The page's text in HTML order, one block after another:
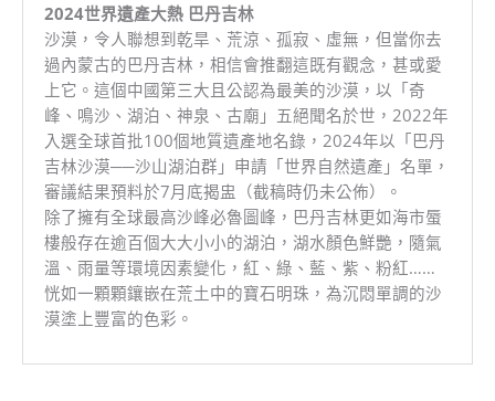
2024世界遺產大熱 巴丹吉林
沙漠，令人聯想到乾旱、荒涼、孤寂、虛無，但當你去
過內蒙古的巴丹吉林，相信會推翻這既有觀念，甚或愛
上它。這個中國第三大且公認為最美的沙漠，以「奇
峰、鳴沙、湖泊、神泉、古廟」五絕聞名於世，2022年
入選全球首批100個地質遺產地名錄，2024年以「巴丹
吉林沙漠──沙山湖泊群」申請「世界自然遺產」名單，
審議結果預料於7月底揭盅（截稿時仍未公佈）。
除了擁有全球最高沙峰必魯圖峰，巴丹吉林更如海市蜃
樓般存在逾百個大大小小的湖泊，湖水顏色鮮艷，隨氣
溫、雨量等環境因素變化，紅、綠、藍、紫、粉紅……
恍如一顆顆鑲嵌在荒土中的寶石明珠，為沉悶單調的沙
漠塗上豐富的色彩。